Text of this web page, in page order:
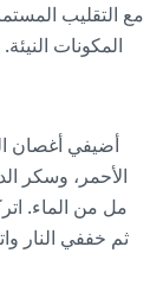
مع التقليب
المكونات
أضيفي أغصان
مل من الماء.